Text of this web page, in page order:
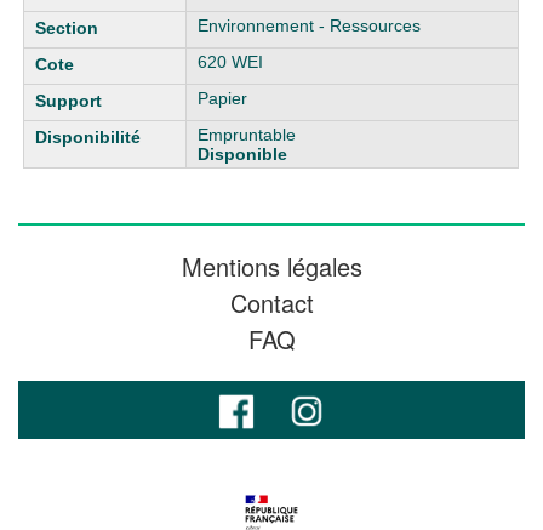
Environnement - Ressources
620 WEI
Papier
Empruntable
Disponible
Mentions légales
Contact
FAQ